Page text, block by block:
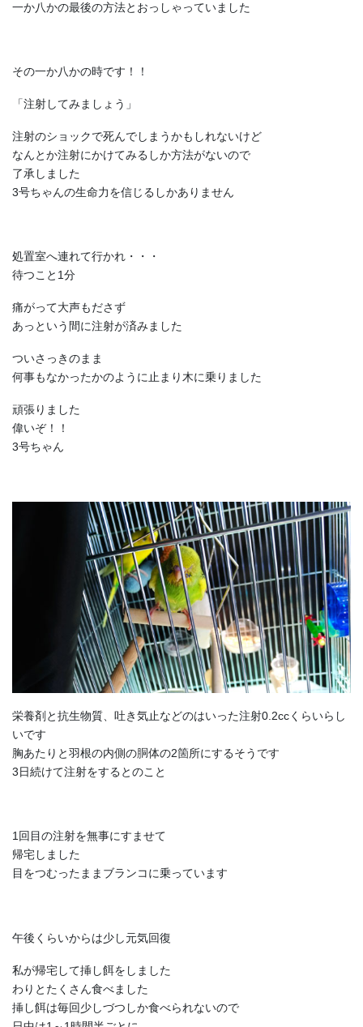
一か八かの最後の方法とおっしゃっていました
その一か八かの時です！！
「注射してみましょう」
注射のショックで死んでしまうかもしれないけど
なんとか注射にかけてみるしか方法がないので
了承しました
3号ちゃんの生命力を信じるしかありません
処置室へ連れて行かれ・・・
待つこと1分
痛がって大声もださず
あっという間に注射が済みました
ついさっきのまま
何事もなかったかのように止まり木に乗りました
頑張りました
偉いぞ！！
3号ちゃん
栄養剤と抗生物質、吐き気止などのはいった注射0.2ccくらいらし
いです
胸あたりと羽根の内側の胴体の2箇所にするそうです
3日続けて注射をするとのこと
1回目の注射を無事にすませて
帰宅しました
目をつむったままブランコに乗っています
午後くらいからは少し元気回復
私が帰宅して挿し餌をしました
わりとたくさん食べました
挿し餌は毎回少しづつしか食べられないので